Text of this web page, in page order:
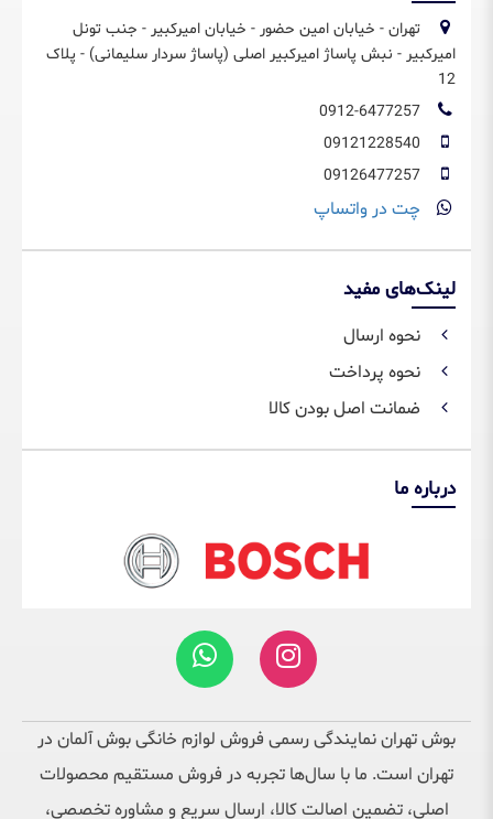
تهران - خیابان امین حضور - خیابان امیرکبیر - جنب تونل
امیرکبیر - نبش پاساژ امیرکبیر اصلی (پاساژ سردار سلیمانی) - پلاک
12
چت در واتساپ
لینک‌های مفید
نحوه ارسال
نحوه پرداخت
ضمانت اصل بودن کالا
درباره ما
بوش تهران نمایندگی رسمی فروش لوازم خانگی بوش آلمان در
تهران است. ما با سال‌ها تجربه در فروش مستقیم محصولات
اصلی، تضمین اصالت کالا، ارسال سریع و مشاوره تخصصی،